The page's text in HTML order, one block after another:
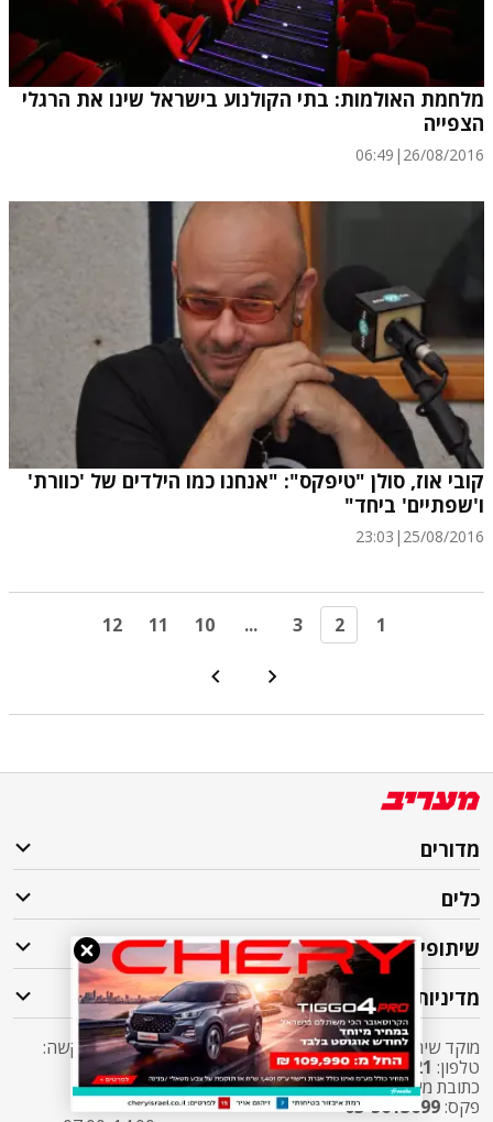
מלחמת האולמות: בתי הקולנוע בישראל שינו את הרגלי
הצפייה
26/08/2016
|
06:49
קובי אוז, סולן "טיפקס": "אנחנו כמו הילדים של 'כוורת'
ו'שפתיים' ביחד"
25/08/2016
|
23:03
12 11 10 ... 3 2 1
מדורים
כלים
שיתופי פעולה
מדיניות
מוקד שירות לקוחות מעריב אליו ניתן לפנות בכל שאלה או בקשה:
טלפון: 2421* שלוחה 5 מעריב או
03-7619056
כתובת מייל:sherut@maariv.co.il
פקס:03-5613699